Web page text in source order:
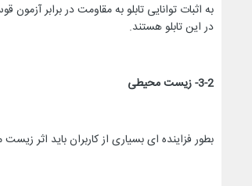
به اثبات توانایی تابلو به مقاومت در برابر
در این تابلو هستند.
3-2- زیست محیطی
بطور فزاینده ای بسیاری از کاربران باید اثر